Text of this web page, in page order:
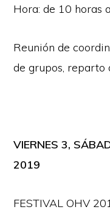
Hora: de 10 horas
Reunión de
de grupos, reparto
VIERNES 3,
2019
FESTIVAL OHV